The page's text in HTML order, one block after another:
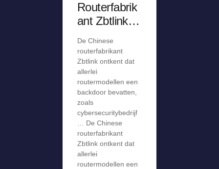
Routerfabrik
ant Zbtlink
aanwezighei
d van
backdoor,
staakt
verkoop
De Chinese
routerfabrikant
Zbtlink ontkent dat
allerlei
routermodellen een
backdoor bevatten,
zoals
cybersecuritybedrijf
… De Chinese
routerfabrikant
Zbtlink ontkent dat
allerlei
routermodellen een